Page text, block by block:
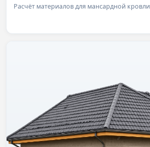
Расчёт материалов для мансардной кровли